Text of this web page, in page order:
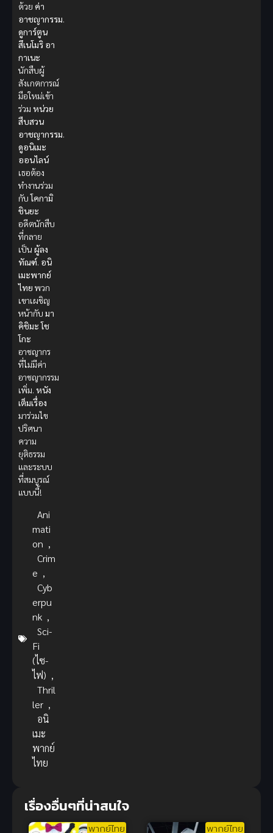
ด้วย ค่า
อาชญากรรม.
ดูการ์ตูน
สึเนโมริ อา
กาเนะ
นักสืบผู้
สังเกตการณ์
มือใหม่เข้า
ร่วม หน่วย
สืบสวน
อาชญากรรม.
ดูอนิเมะ
ออนไลน์
เธอต้อง
ทำงานร่วม
กับโคกามิ
ชินยะ
อดีตนักสืบ
ที่กลาย
เป็น ผู้ลง
ทัณฑ์. อนิ
เมะพากย์
ไทย พวก
เขาเผชิญ
หน้ากับ มา
คิชิมะ โช
โกะ
อาชญากร
ที่ไม่มีค่า
อาชญากรรม
เพิ่ม. หนัง
เต็มเรื่อง
มาร่วมไข
ปริศนา
ความ
ยุติธรรม
และระบบ
ที่สมบูรณ์
แบบนี้!
Ani
mati
on ,
Crim
e ,
Cyb
erpu
nk ,
Sci-
Fi
(ไซ-
ไฟ) ,
Thril
ler ,
อนิ
เมะ
พากย์
ไทย
เรื่องอื่นๆที่น่าสนใจ
พากย์ไทย พากย์ไทย